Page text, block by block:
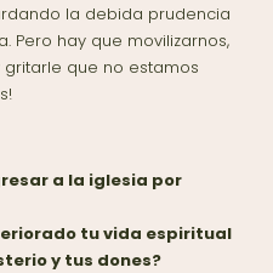
la debida prudencia
Pero hay que movilizarnos,
que no estamos
a la iglesia por
tu vida espiritual
y tus dones?